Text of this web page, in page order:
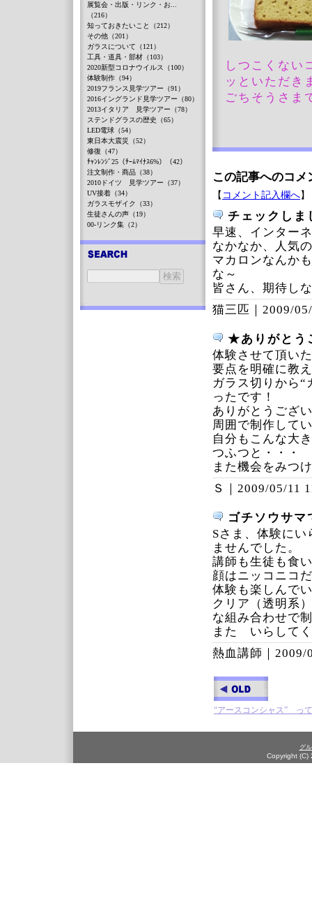
しつこくない
ッといただき
ごちそうさま
この記事へのコメ
【 コメント記入欄へ】
チェックしま
早速、インター
なかなか、人気
マカロンなんか
な～
皆さん、期待し
猫三匹｜ 2009/
★ありがとう
体験させて頂い
要点を明確に教
ガラス切りから
ったです！
ありがとうござ
周囲で制作して
自分もこんな大
つふつと・・・
また機会をみつ
Ｓ｜ 2009/05/11
ゴチソウサマ
Sさま、体験に
ませんでした。
講師も生徒も食
顔はニッコニコ
体験も楽しんで
クリア（透明系
な組み合わせで
また いらして
熱血講師｜ 2009/
“アースコンシャス” っ
展覧会・出版・リンク・お...
（216）
知っておきたいこと（212）
その他（201）
ガラスについて（121）
工具・道具・部材（103）
2020新型コロナウイルス（100）
体験制作（94）
2019フランス見学ツアー（91）
2016イングランド見学ツアー（80）
2013イタリア 見学ツアー（78）
ステンドグラスの歴史（65）
LED電球（54）
東日本大震災（52）
修復（47）
ﾁｬﾝﾚﾝｼﾞ25（ﾁｰﾑﾏｲﾅｽ6%）（42）
注文制作・商品（38）
2010ドイツ 見学ツアー（37）
UV接着（34）
ガラスモザイク（33）
生徒さんの声（19）
00-リンク集（2）
グ
Copyright (C)